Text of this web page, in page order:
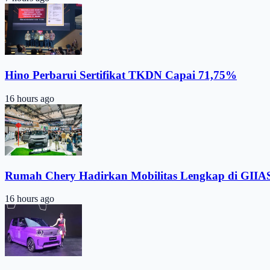
Hino Perbarui Sertifikat TKDN Capai 71,75%
16 hours ago
Rumah Chery Hadirkan Mobilitas Lengkap di
16 hours ago